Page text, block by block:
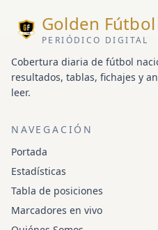
Golden Fútbol
PERIÓDICO DIGITAL
Cobertura diaria de fútbol
resultados, tablas, fichajes y
leer.
NAVEGACIÓN
Portada
Estadísticas
Tabla de posiciones
Marcadores en vivo